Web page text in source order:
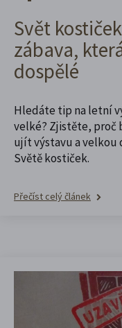
Svět
zábava,
dospělé
Hledáte tip na letní
velké? Zjistěte, proč
ujít výstavu a velkou
Světě kostiček.
Přečíst celý článek